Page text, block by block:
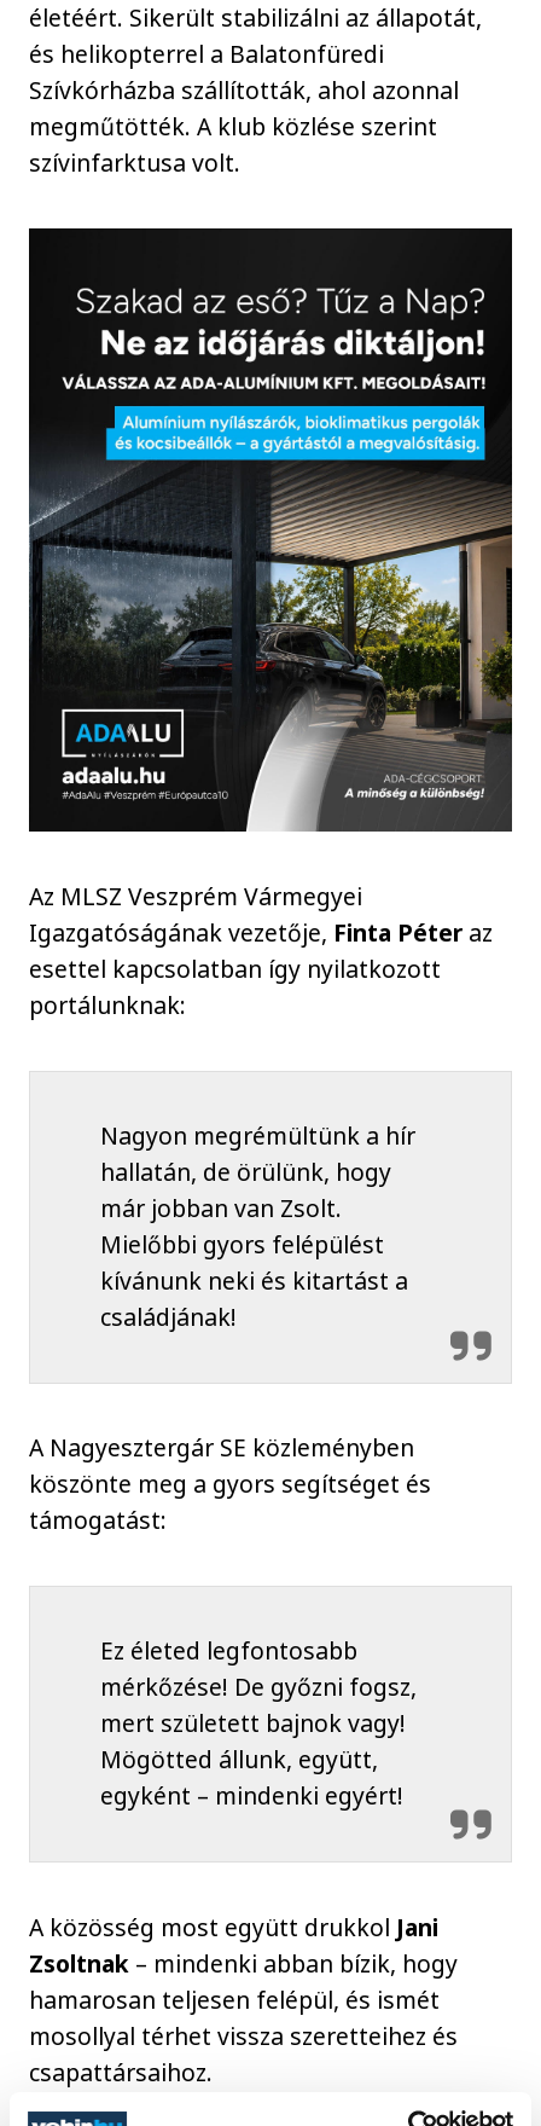
életéért. Sikerült stabilizálni az állapotát,
és helikopterrel a Balatonfüredi
Szívkórházba szállították, ahol azonnal
megműtötték. A klub közlése szerint
szívinfarktusa volt.
Az MLSZ Veszprém Vármegyei
Igazgatóságának vezetője, Finta Péter az
esettel kapcsolatban így nyilatkozott
portálunknak:
Nagyon megrémültünk a hír
hallatán, de örülünk, hogy
már jobban van Zsolt.
Mielőbbi gyors felépülést
kívánunk neki és kitartást a
családjának!
A Nagyesztergár SE közleményben
köszönte meg a gyors segítséget és
támogatást:
Ez életed legfontosabb
mérkőzése! De győzni fogsz,
mert született bajnok vagy!
Mögötted állunk, együtt,
egyként – mindenki egyért!
A közösség most együtt drukkol Jani
Zsoltnak – mindenki abban bízik, hogy
hamarosan teljesen felépül, és ismét
mosollyal térhet vissza szeretteihez és
csapattársaihoz.